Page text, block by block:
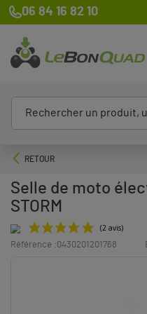
06 84 16 82 10
RETOUR
Selle de moto
STORM
Référence :0430201201768